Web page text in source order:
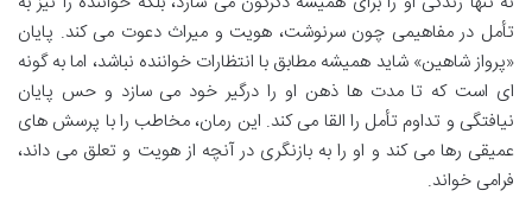
تأمل در مفاهیمی چون سرنوشت، هویت و میراث دعوت می کند. پایان
«پرواز شاهین» شاید همیشه مطابق با انتظارات خواننده نباشد، اما به گونه
ای است که تا مدت ها ذهن او را درگیر خود می سازد و حس پایان
نیافتگی و تداوم تأمل را القا می کند. این رمان، مخاطب را با پرسش های
عمیقی رها می کند و او را به بازنگری در آنچه از هویت و تعلق می داند،
فرامی خواند.